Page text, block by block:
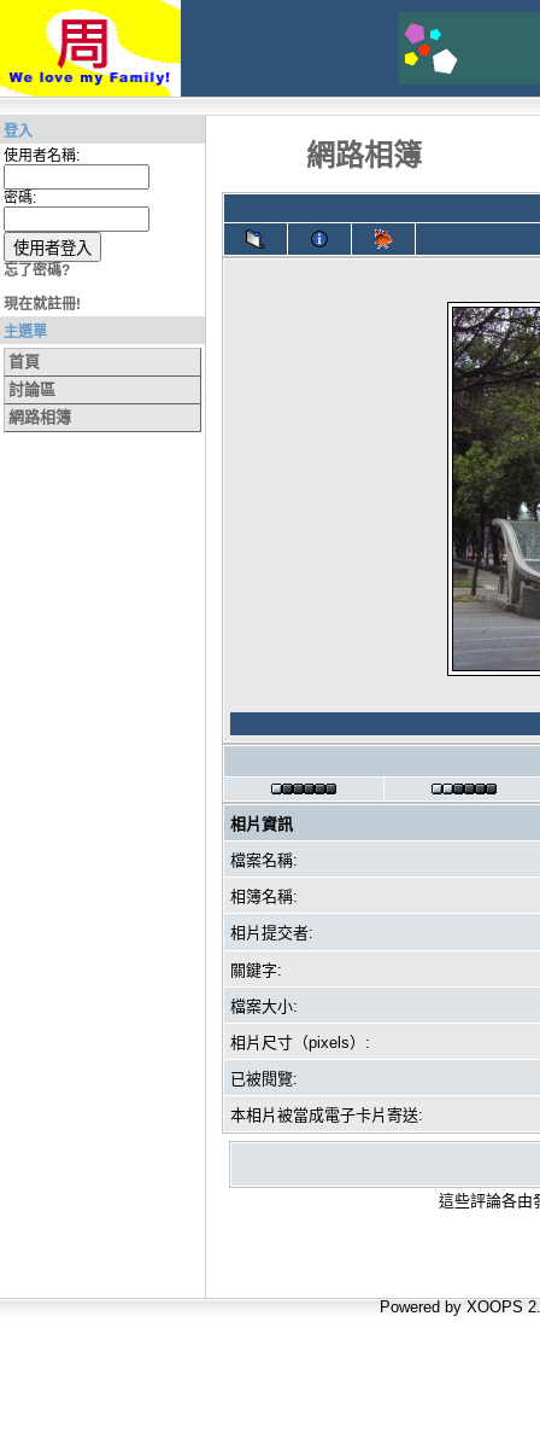
登入
使用者名稱:
密碼:
忘了密碼?
現在就註冊!
主選單
首頁
討論區
網路相簿
網路相簿
相片資訊
檔案名稱:
相簿名稱:
相片提交者:
關鍵字:
檔案大小:
相片尺寸（pixels）:
已被閱覽:
本相片被當成電子卡片寄送:
這些評論各由
Powered by XOOPS